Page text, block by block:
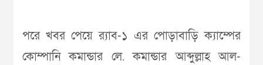
পরে খবর পেয়ে র‌্যাব-১ এর পোড়াবাড়ি ক্যাম্পের
কোম্পানি কমান্ডার লে. কমান্ডার আব্দুল্লাহ আল-